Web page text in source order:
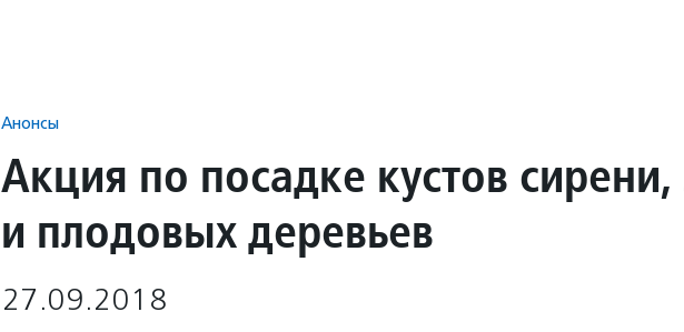
Анонсы
Акция по посадке кустов
и плодовых деревьев
27.09.2018